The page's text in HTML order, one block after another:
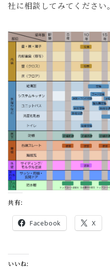
社に相談してみてください。
共有:
Facebook X
いいね: